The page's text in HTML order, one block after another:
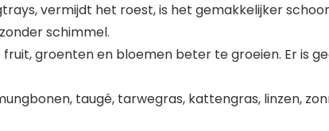
vermijdt het roest, is het gemakkelijker
schimmel.
groenten en bloemen beter te groeien. Er is
taugé, tarwegras, kattengras, linzen,